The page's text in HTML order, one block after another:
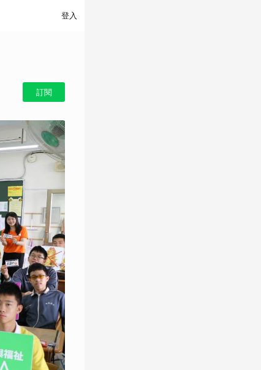
登入
訂閱